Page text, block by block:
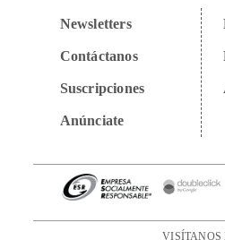
Newsletters
Contáctanos
Suscripciones
Anúnciate
VISÍTANOS